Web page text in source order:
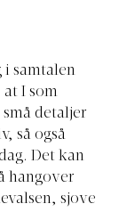
i samtalen
at I som
små detaljer
så også
Det kan
hangover
sjove